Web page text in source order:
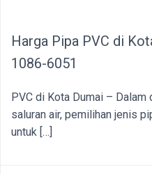
Harga Pipa PVC di
1086-6051
PVC di Kota Dumai –
saluran air, pemilihan jenis
untuk […]